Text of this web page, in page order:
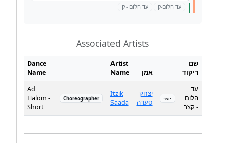
עד הלום-ק עד הלום - ק
Associated Artists
Dance
Name
Artist
Name
אמן
שם
ריקוד
Ad
Halom -
Short
Choreographer
Itzik
Saada
יצחק
סעדה
יוצר
עד
הלום
- קצר